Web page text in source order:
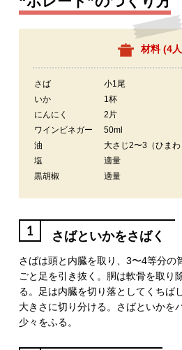
材料 (4
さば
小1尾
いか
1杯
にんにく
2片
ワインビネガー
50ml
油
大さじ2〜3（ひまわ
塩
適量
黒胡椒
適量
1 さばといかをさばく
さばは頭と内臓を取り、3〜4等分の
ごと足を引き抜く。胴は軟骨を取り
る。足は内臓を切り落としてくちば
大きさに切り分ける。さばといかを
少々をふる。